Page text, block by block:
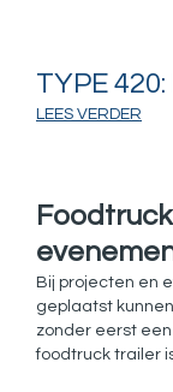
TYPE
LEES VERDER
Bij projecten en
geplaatst
zonder eerst
foodtruck trailer